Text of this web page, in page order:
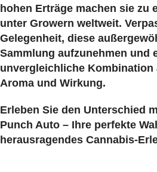
hohen Erträge machen sie zu
unter Growern weltweit.
Gelegenheit, diese
Sammlung aufzunehmen und
unvergleichliche Kombination
Aroma und Wirkung.
Erleben Sie den Unterschied
Punch Auto – Ihre perfekte
herausragendes Cannabis-